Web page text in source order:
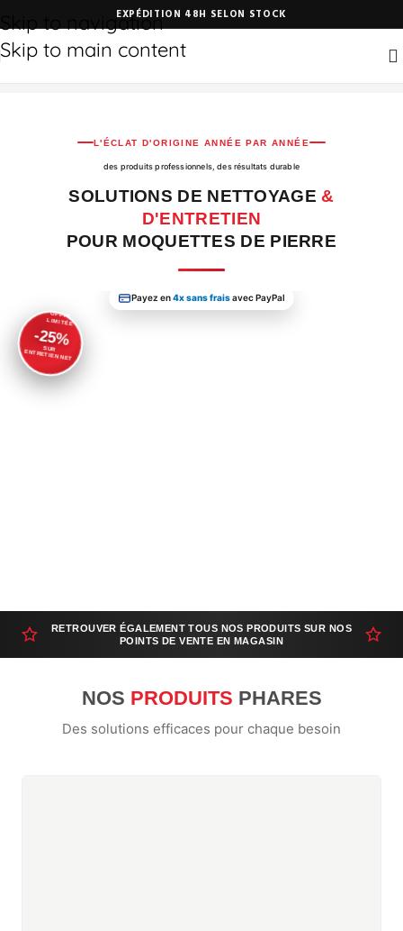
Skip to navigation
Skip to main content
LIVRAISON GRATUITE DÈS 50€
EXPÉDITION 48H SELON STOCK
L'ÉCLAT D'ORIGINE ANNÉE PAR ANNÉE
des produits professionnels, des résultats durable
SOLUTIONS DE NETTOYAGE&
D'ENTRETIEN
POUR MOQUETTES DE PIERRE
OFFRE
LIMITÉE
-25%
SUR
ENTRETIEN NET
Payez en4x sans fraisavec PayPal
RETROUVER ÉGALEMENT TOUS NOS PRODUITS SUR NOS
POINTS DE VENTE EN MAGASIN
NOS PRODUITS PHARES
Des solutions efficaces pour chaque besoin